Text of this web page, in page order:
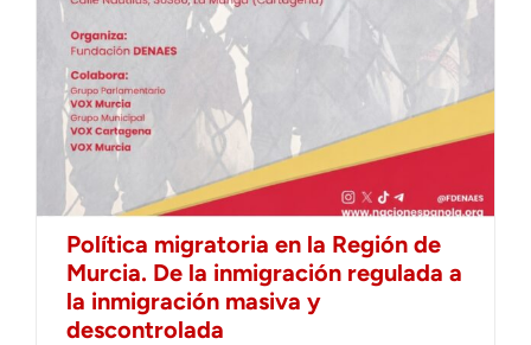
Política migratoria en la Región de
Murcia. De la inmigración regulada a
la inmigración masiva y
descontrolada